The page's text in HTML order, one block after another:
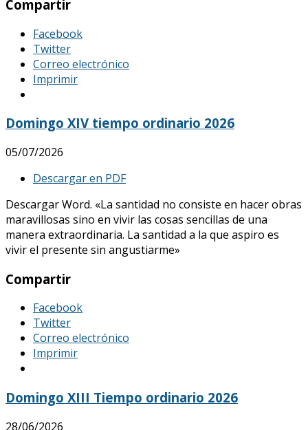
Compartir
Facebook
Twitter
Correo electrónico
Imprimir
Domingo XIV tiempo ordinario 2026
05/07/2026
Descargar en PDF
Descargar Word. «La santidad no consiste en hacer obras
maravillosas sino en vivir las cosas sencillas de una
manera extraordinaria. La santidad a la que aspiro es
vivir el presente sin angustiarme»
Compartir
Facebook
Twitter
Correo electrónico
Imprimir
Domingo XIII Tiempo ordinario 2026
28/06/2026